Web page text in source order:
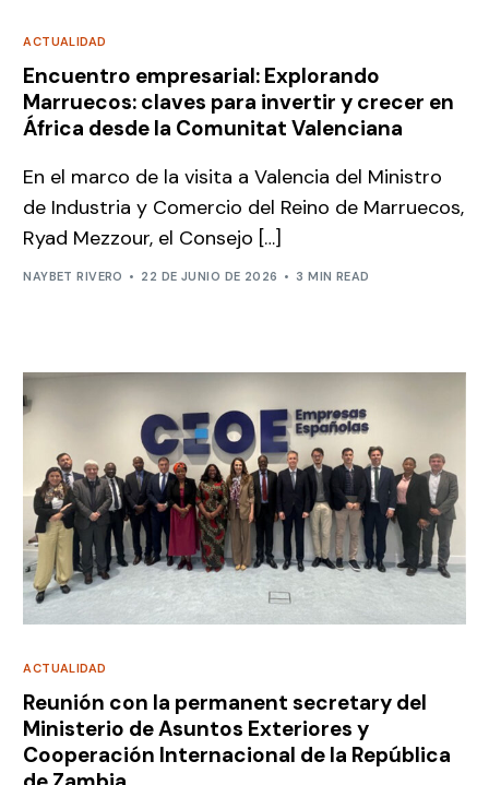
ACTUALIDAD
Encuentro empresarial: Explorando
Marruecos: claves para invertir y crecer en
África desde la Comunitat Valenciana
En el marco de la visita a Valencia del Ministro
de Industria y Comercio del Reino de Marruecos,
Ryad Mezzour, el Consejo […]
NAYBET RIVERO 22 DE JUNIO DE 2026 3 MIN READ
ACTUALIDAD
Reunión con la permanent secretary del
Ministerio de Asuntos Exteriores y
Cooperación Internacional de la República